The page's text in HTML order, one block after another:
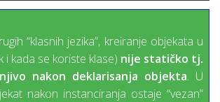
“klasnih jezika”, kreiranje objekata u
i kada se koriste klase) nije statičko tj.
nakon deklarisanja objekta. U
nakon instanciranja ostaje “vezan”